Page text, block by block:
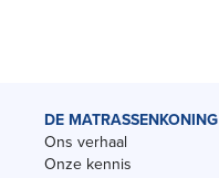
DE MATRASSENKONING
Ons verhaal
Onze kennis